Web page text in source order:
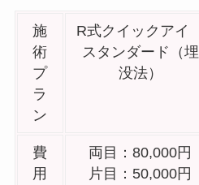
施
術
プ
ラ
ン
R式クイックアイ
スタンダード（埋
没法）
費
用
両目：80,000円
片目：50,000円